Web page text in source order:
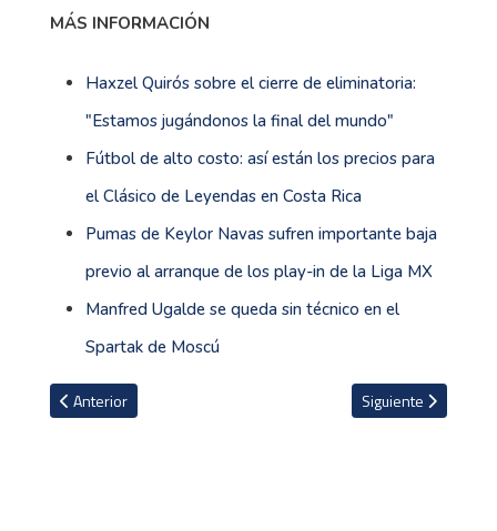
MÁS INFORMACIÓN
Haxzel Quirós sobre el cierre de eliminatoria:
"Estamos jugándonos la final del mundo"
Fútbol de alto costo: así están los precios para
el Clásico de Leyendas en Costa Rica
Pumas de Keylor Navas sufren importante baja
previo al arranque de los play-in de la Liga MX
Manfred Ugalde se queda sin técnico en el
Spartak de Moscú
Artículo anterior: Francisco Calvo contundente: “Tenemos que
Anterior Artículo siguiente:
Siguiente